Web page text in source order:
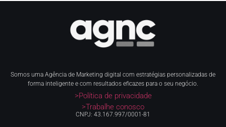
Somos uma Agência de Marketing digital com estratégias personalizadas de
forma inteligente e com resultados eficazes para o seu negócio.
>Política de privacidade
>Trabalhe conosco
CNPJ: 43.167.997/0001-81